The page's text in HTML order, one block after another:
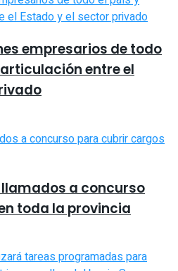
empresarios de todo
entre el
a concurso
toda la provincia